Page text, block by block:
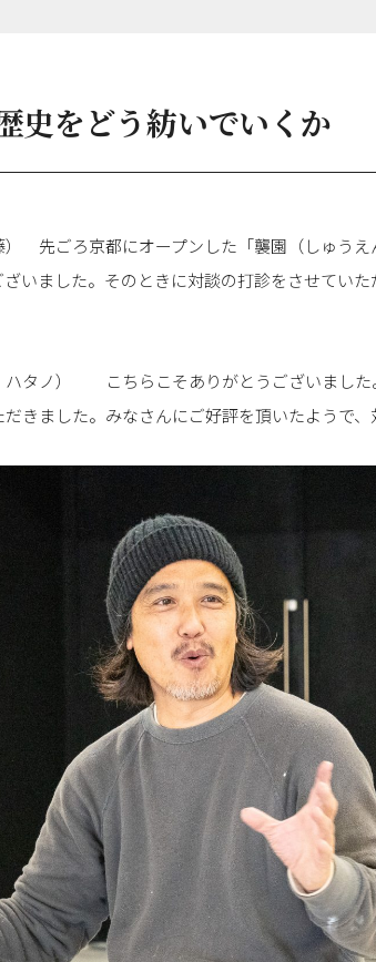
史をどう紡いでいくか
先ごろ京都にオープンした「襲園（しゅう
いました。そのときに対談の打診をさせていた
ハタノ） こちらこそありがとうございました
きました。みなさんにご好評を頂いたようで、